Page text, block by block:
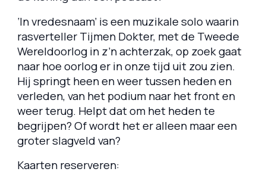
‘In vredesnaam’ is een muzikale solo waarin
rasverteller Tijmen Dokter, met de Tweede
Wereldoorlog in z’n achterzak, op zoek gaat
naar hoe oorlog er in onze tijd uit zou zien.
Hij springt heen en weer tussen heden en
verleden, van het podium naar het front en
weer terug. Helpt dat om het heden te
begrijpen? Of wordt het er alleen maar een
groter slagveld van?
Kaarten reserveren: